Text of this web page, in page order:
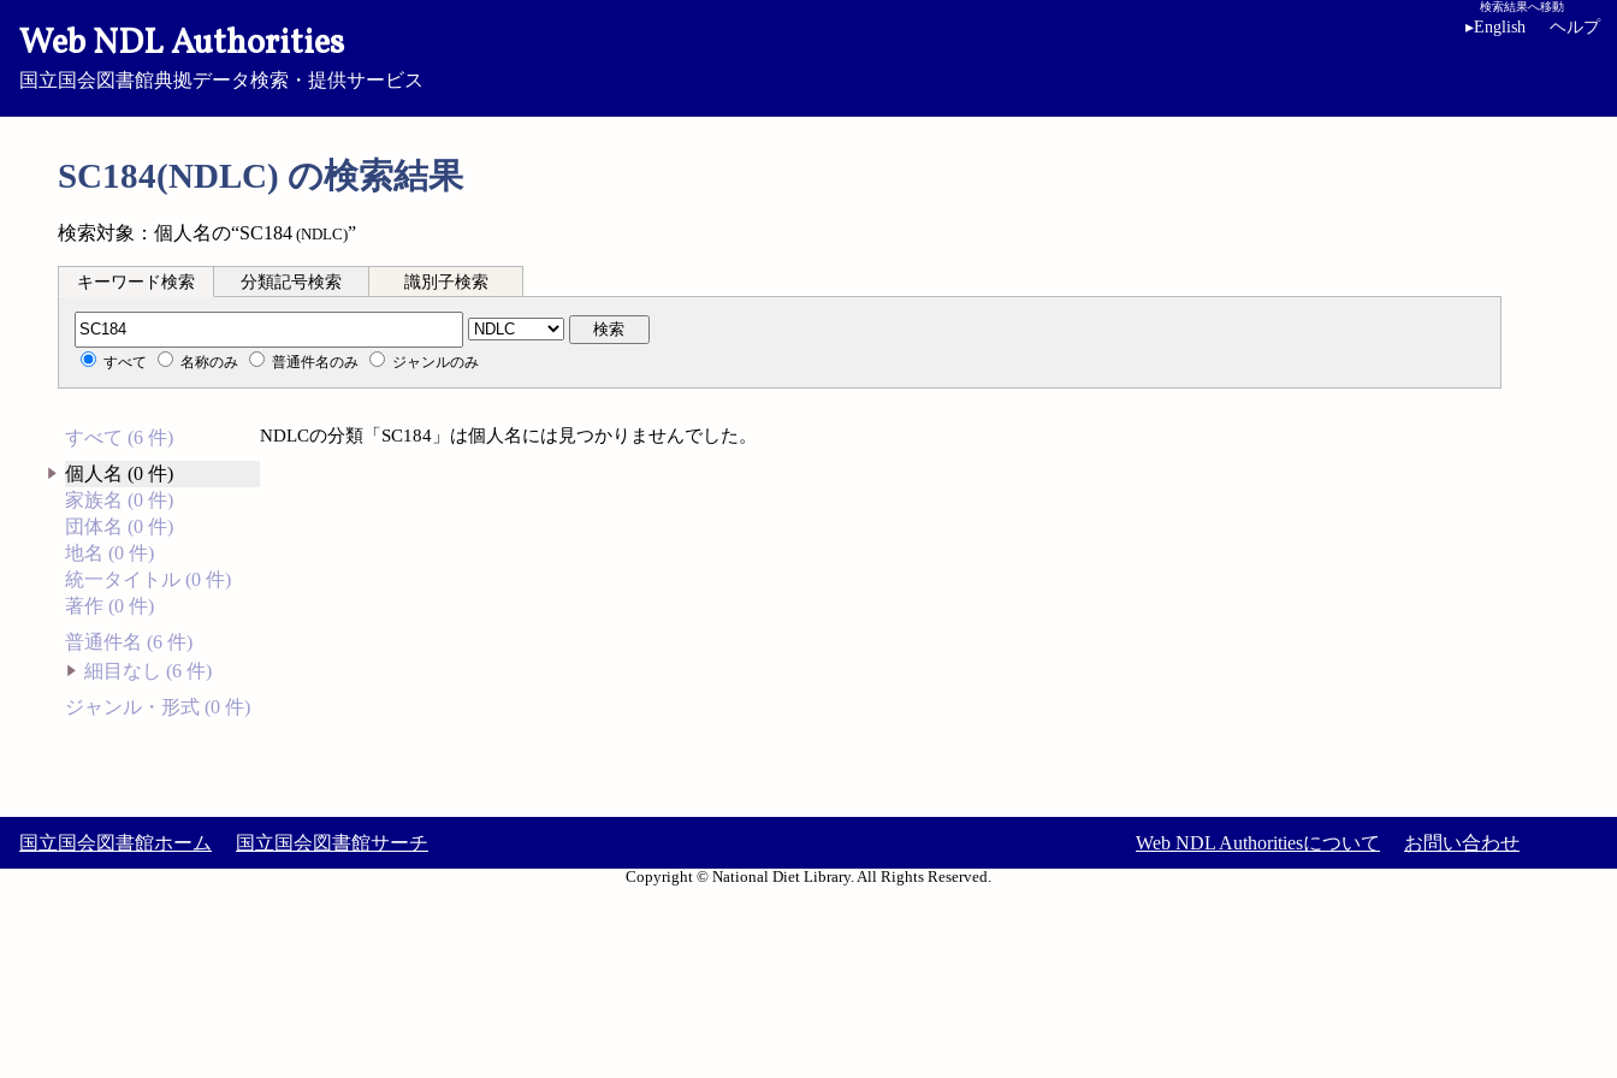
Web NDL Authorities
国立国会図書館典拠データ検索・提供サービス
検索結果へ移動
▸English ヘルプ
SC184(NDLC) の検索結果
検索対象：個人名の“SC184 (NDLC)”
キーワード検索 分類記号検索 識別子検索
分類記号検索 検索
すべて 名称のみ 普通件名のみ ジャンルのみ
すべて (6 件)
個人名 (0 件)
家族名 (0 件)
団体名 (0 件)
地名 (0 件)
統一タイトル (0 件)
著作 (0 件)
普通件名 (6 件)
細目なし (6 件)
ジャンル・形式 (0 件)
NDLCの分類「SC184」は個人名には見つかりませんでした。
国立国会図書館ホーム 国立国会図書館サーチ Web NDL Authoritiesについて お問い合わせ
Copyright © National Diet Library. All Rights Reserved.